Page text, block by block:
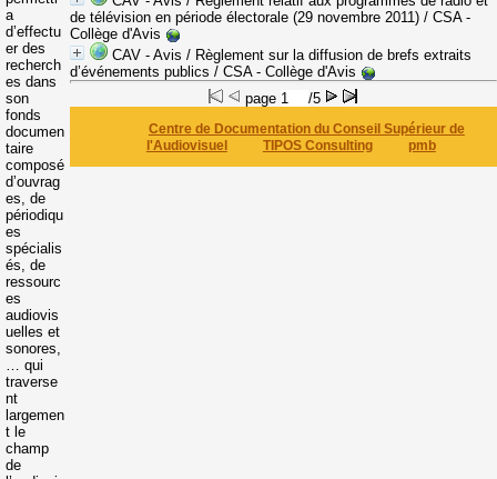
de télévision en période électorale (29 novembre 2011)/ CSA -
Collège d'Avis
CAV - Avis / Règlement sur la diffusion de brefs extraits
d’événements publics / CSA - Collège d'Avis
page
/5
Centre de Documentation du Conseil Supérieur de
l'Audiovisuel
TIPOS Consulting pmb
a
d’effectu
er des
recherch
es dans
son
fonds
documen
taire
composé
d’ouvrag
es, de
périodiqu
es
spécialis
és, de
ressourc
es
audiovis
uelles et
sonores,
… qui
traverse
nt
largemen
t le
champ
de